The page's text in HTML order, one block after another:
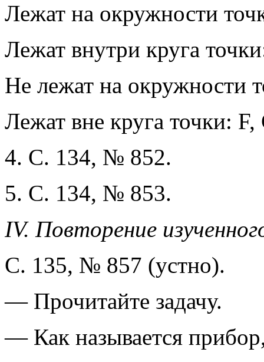
Лежат на окружности
Лежат внутри круга
Не лежат на окружности
Лежат вне круга точки:
4. С. 134, № 852.
5. С. 134, № 853.
IV. Повторение
С. 135, № 857 (устно).
— Прочитайте задачу.
— Как называется